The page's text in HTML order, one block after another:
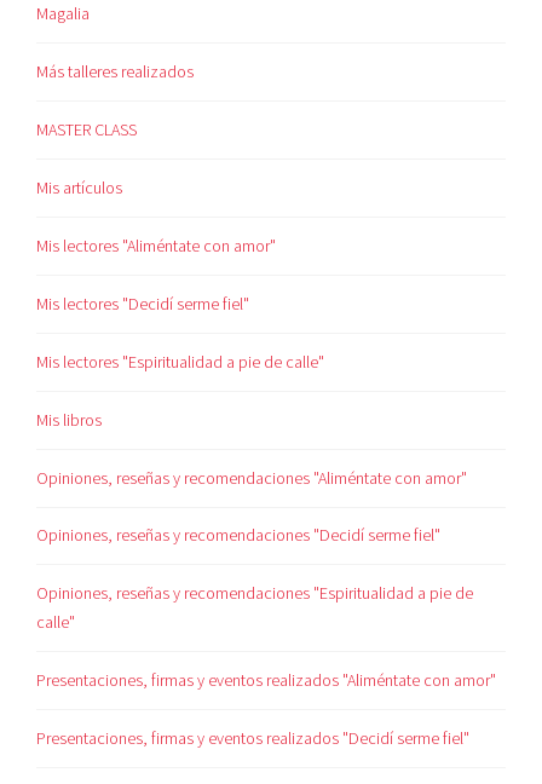
Magalia
Más talleres realizados
MASTER CLASS
Mis artículos
Mis lectores "Aliméntate con amor"
Mis lectores "Decidí serme fiel"
Mis lectores "Espiritualidad a pie de calle"
Mis libros
Opiniones, reseñas y recomendaciones "Aliméntate con amor"
Opiniones, reseñas y recomendaciones "Decidí serme fiel"
Opiniones, reseñas y recomendaciones "Espiritualidad a pie de
calle"
Presentaciones, firmas y eventos realizados "Aliméntate con amor"
Presentaciones, firmas y eventos realizados "Decidí serme fiel"